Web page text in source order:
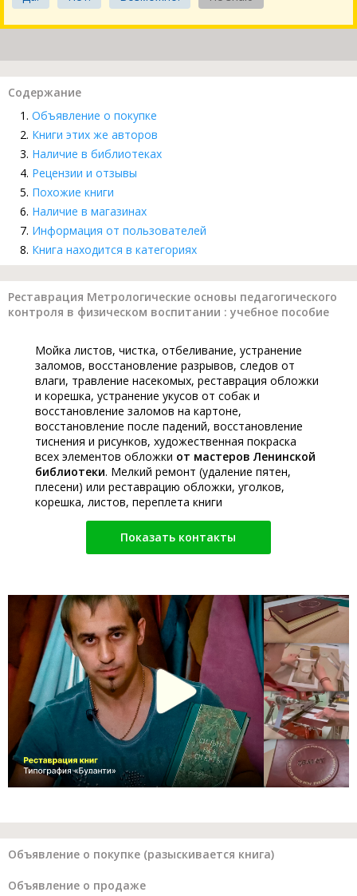
Содержание
Объявление о покупке
Книги этих же авторов
Наличие в библиотеках
Рецензии и отзывы
Похожие книги
Наличие в магазинах
Информация от пользователей
Книга находится в категориях
Реставрация Метрологические основы педагогического
контроля в физическом воспитании : учебное пособие
Мойка листов, чистка, отбеливание, устранение
заломов, восстановление разрывов, следов от
влаги, травление насекомых, реставрация обложки
и корешка, устранение укусов от собак и
восстановление заломов на картоне,
восстановление после падений, восстановление
тиснения и рисунков, художественная покраска
всех элементов обложки от мастеров Ленинской
библиотеки. Мелкий ремонт (удаление пятен,
плесени) или реставрацию обложки, уголков,
корешка, листов, переплета книги
Показать контакты
Объявление о покупке (разыскивается книга)
Объявление о продаже